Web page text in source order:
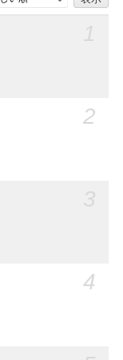
2
4